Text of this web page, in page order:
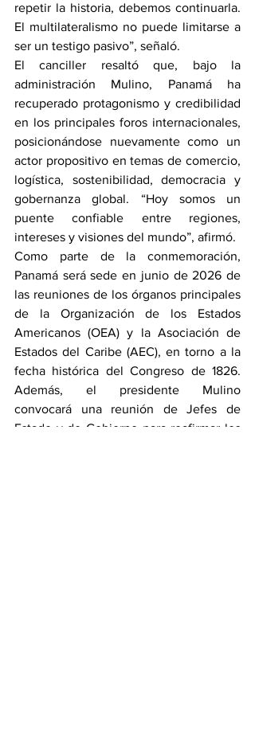
repetir la historia, debemos continuarla.
El multilateralismo no puede limitarse a
ser un testigo pasivo”, señaló.
El canciller resaltó que, bajo la
administración Mulino, Panamá ha
recuperado protagonismo y credibilidad
en los principales foros internacionales,
posicionándose nuevamente como un
actor propositivo en temas de comercio,
logística, sostenibilidad, democracia y
gobernanza global. “Hoy somos un
puente confiable entre regiones,
intereses y visiones del mundo”, afirmó.
Como parte de la conmemoración,
Panamá será sede en junio de 2026 de
las reuniones de los órganos principales
de la Organización de los Estados
Americanos (OEA) y la Asociación de
Estados del Caribe (AEC), en torno a la
fecha histórica del Congreso de 1826.
Además, el presidente Mulino
convocará una reunión de Jefes de
Estado y de Gobierno para reafirmar los